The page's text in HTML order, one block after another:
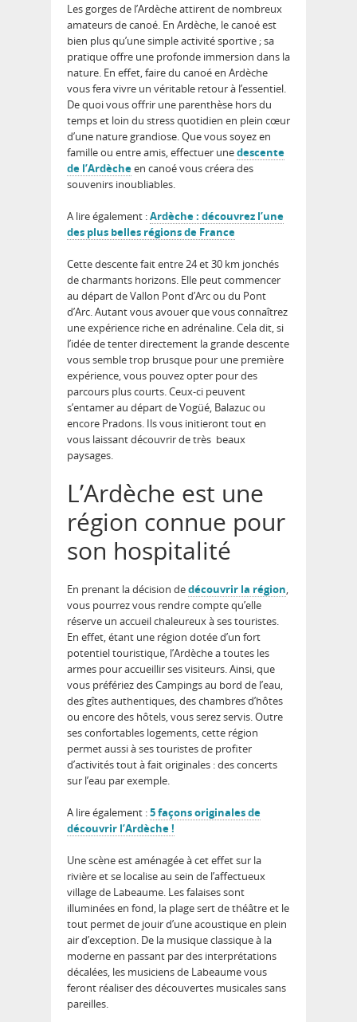
Les gorges de l’Ardèche attirent de nombreux
amateurs de canoé. En Ardèche, le canoé est
bien plus qu’une simple activité sportive ; sa
pratique offre une profonde immersion dans la
nature. En effet, faire du canoé en Ardèche
vous fera vivre un véritable retour à l’essentiel.
De quoi vous offrir une parenthèse hors du
temps et loin du stress quotidien en plein cœur
d’une nature grandiose. Que vous soyez en
famille ou entre amis, effectuer unedescente
de l’Ardècheen canoé vous créera des
souvenirs inoubliables.
A lire également :Ardèche : découvrez l’une
des plus belles régions de France
Cette descente fait entre 24 et 30 km jonchés
de charmants horizons. Elle peut commencer
au départ de Vallon Pont d’Arc ou du Pont
d’Arc. Autant vous avouer que vous connaîtrez
une expérience riche en adrénaline. Cela dit, si
l’idée de tenter directement la grande descente
vous semble trop brusque pour une première
expérience, vous pouvez opter pour des
parcours plus courts. Ceux-ci peuvent
s’entamer au départ de Vogüé, Balazuc ou
encore Pradons. Ils vous initieront tout en
vous laissant découvrir de très beaux
paysages.
L’Ardèche est une
région connue pour
son hospitalité
En prenant la décision dedécouvrir la région,
vous pourrez vous rendre compte qu’elle
réserve un accueil chaleureux à ses touristes.
En effet, étant une région dotée d’un fort
potentiel touristique, l’Ardèche a toutes les
armes pour accueillir ses visiteurs. Ainsi, que
vous préfériez des Campings au bord de l’eau,
des gîtes authentiques, des chambres d’hôtes
ou encore des hôtels, vous serez servis. Outre
ses confortables logements, cette région
permet aussi à ses touristes de profiter
d’activités tout à fait originales : des concerts
sur l’eau par exemple.
A lire également :5 façons originales de
découvrir l’Ardèche !
Une scène est aménagée à cet effet sur la
rivière et se localise au sein de l’affectueux
village de Labeaume. Les falaises sont
illuminées en fond, la plage sert de théâtre et le
tout permet de jouir d’une acoustique en plein
air d’exception. De la musique classique à la
moderne en passant par des interprétations
décalées, les musiciens de Labeaume vous
feront réaliser des découvertes musicales sans
pareilles.